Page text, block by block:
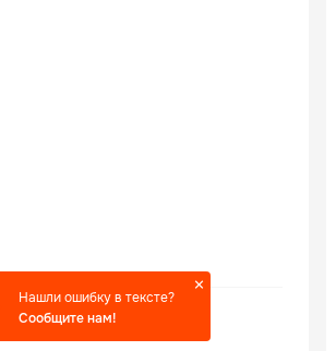
Нашли ошибку в тексте?
Сообщите нам!